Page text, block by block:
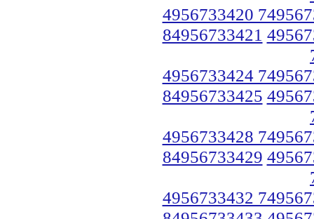
4956733420
84956733421
4956733424
84956733425
4956733428
84956733429
4956733432